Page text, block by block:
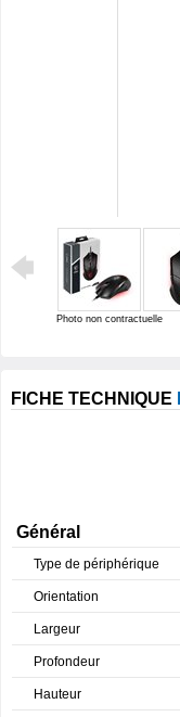
Photo non contractuelle
FICHE TECHNIQUE
Général
Type de périphérique
Orientation
Largeur
Profondeur
Hauteur